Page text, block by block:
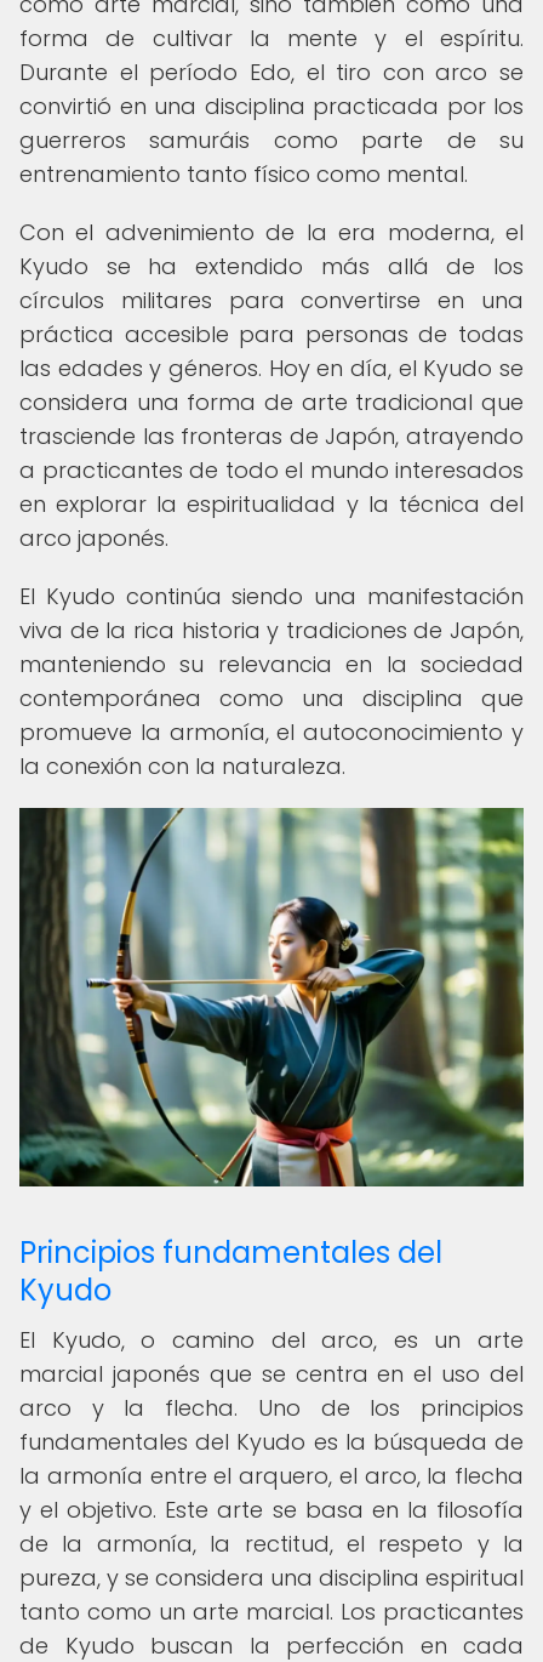
forma de cultivar la mente y el espíritu.
Durante el período Edo, el tiro con arco se
convirtió en una disciplina practicada por los
guerreros samuráis como parte de su
entrenamiento tanto físico como mental.
Con el advenimiento de la era moderna, el
Kyudo se ha extendido más allá de los
círculos militares para convertirse en una
práctica accesible para personas de todas
las edades y géneros. Hoy en día, el Kyudo se
considera una forma de arte tradicional que
trasciende las fronteras de Japón, atrayendo
a practicantes de todo el mundo interesados
en explorar la espiritualidad y la técnica del
arco japonés.
El Kyudo continúa siendo una manifestación
viva de la rica historia y tradiciones de Japón,
manteniendo su relevancia en la sociedad
contemporánea como una disciplina que
promueve la armonía, el autoconocimiento y
la conexión con la naturaleza.
Principios fundamentales del
Kyudo
El Kyudo, o camino del arco, es un arte
marcial japonés que se centra en el uso del
arco y la flecha. Uno de los principios
fundamentales del Kyudo es la búsqueda de
la armonía entre el arquero, el arco, la flecha
y el objetivo. Este arte se basa en la filosofía
de la armonía, la rectitud, el respeto y la
pureza, y se considera una disciplina espiritual
tanto como un arte marcial. Los practicantes
de Kyudo buscan la perfección en cada